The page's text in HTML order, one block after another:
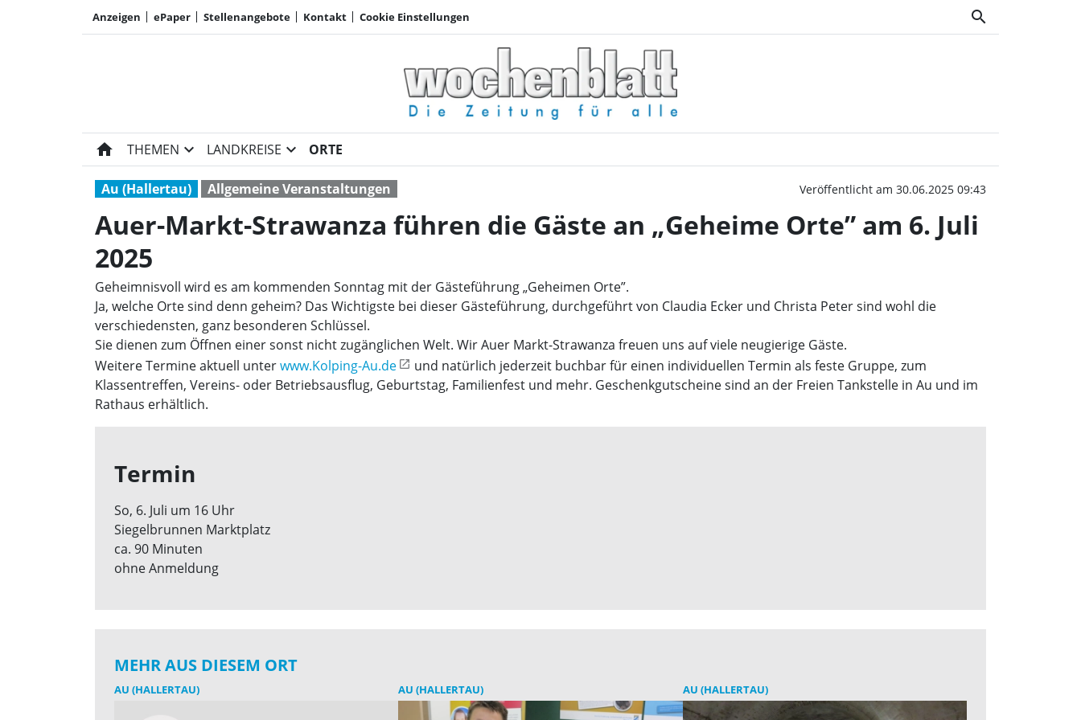
Anzeigen ePaper Stellenangebote Kontakt Cookie Einstellungen search
Auer-Markt-Strawanza führen die Gäste an
home THEMEN expand_more LANDKREISE expand_more ORTE
Au (Hallertau) Allgemeine Veranstaltungen Veröffentlicht am 30.06.2025 09:43
Auer-Markt-Strawanza führen die Gäste an „Geheime Orte” am 6. Juli
2025
Geheimnisvoll wird es am kommenden Sonntag mit der Gästeführung „Geheimen Orte”.
Ja, welche Orte sind denn geheim? Das Wichtigste bei dieser Gästeführung, durchgeführt von Claudia Ecker und Christa Peter sind wohl die
verschiedensten, ganz besonderen Schlüssel.
Sie dienen zum Öffnen einer sonst nicht zugänglichen Welt. Wir Auer Markt-Strawanza freuen uns auf viele neugierige Gäste.
Weitere Termine aktuell unterwww.Kolping-Au.de
und natürlich jederzeit buchbar für einen individuellen Termin als feste Gruppe, zum
Klassentreffen, Vereins- oder Betriebsausflug, Geburtstag, Familienfest und mehr. Geschenkgutscheine sind an der Freien Tankstelle in Au und im
Rathaus erhältlich.
Termin
So, 6. Juli um 16 Uhr
Siegelbrunnen Marktplatz
ca. 90 Minuten
ohne Anmeldung
MEHR AUS DIESEM ORT
AU (HALLERTAU) AU (HALLERTAU) AU (HALLERTAU)